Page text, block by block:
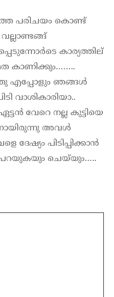
പരിചയം കൊണ്ട്
കാര്യത്തില്
കാണിക്കും……..
എപ്പോളും ഞങ്ങൾ
വാശികാരിയാ..
വേറെ നല്ല കുട്ടിയെ
അവൾ
പിടിപ്പിക്കാൻ
ചെയ്‌യും…..